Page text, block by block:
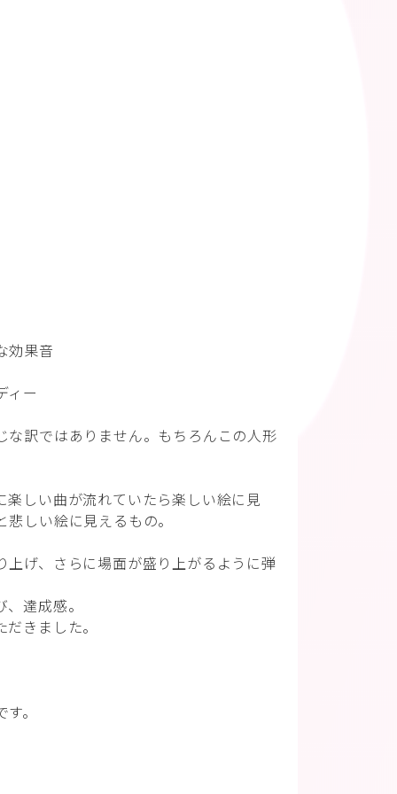
効果音
ィー
な訳ではありません。もちろんこの人形
しい曲が流れていたら楽しい絵に見
しい絵に見えるもの。
上げ、さらに場面が盛り上がるように弾
達成感。
きました。
。